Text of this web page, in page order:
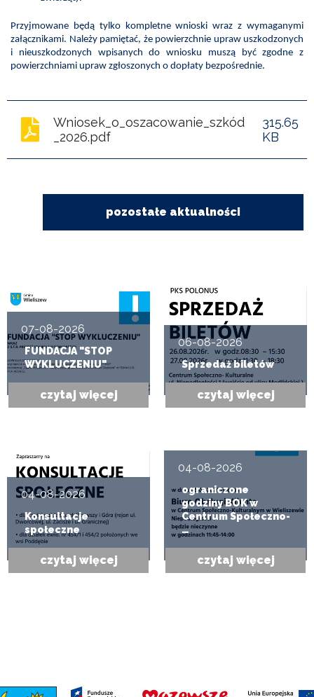
Przyjmowane będą tylko kompletne wnioski wraz z wymaganymi
załącznikami. Należy pamiętać, że powierzchnie upraw uszkodzonych
i nieuszkodzonych wpisanych do wniosku muszą być zgodne z
powierzchniami upraw zgłoszonych o dopłaty bezpośrednie.
Wniosek_o_oszacowanie_szkód
_2026.pdf
315.65
KB
pozostałe aktualności
07-08-2026
FUNDACJA "STOP
WYKLUCZENIU"
czytaj więcej
06-08-2026
Sprzedaż biletów
czytaj więcej
04-08-2026
Konsultacje
społeczne
czytaj więcej
04-08-2026
ograniczone
godziny BOK w
Centrum Społeczno-
…
czytaj więcej